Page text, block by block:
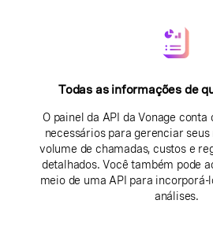
Todas as informações de
O painel da API da Vonage conta
necessários para gerenciar
volume de chamadas, custos e
detalhados. Você também pode
meio de uma API para incorporá-
análises.